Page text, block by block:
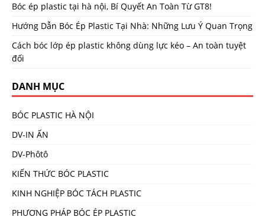
Bóc ép plastic tại hà nội, Bí Quyết An Toàn Từ GT8!
Hướng Dẫn Bóc Ép Plastic Tại Nhà: Những Lưu Ý Quan Trọng
Cách bóc lớp ép plastic không dùng lực kéo – An toàn tuyệt
đối
DANH MỤC
BÓC PLASTIC HÀ NỘI
DV-IN ẤN
DV-Phôtô
KIẾN THỨC BÓC PLASTIC
KINH NGHIỆP BÓC TÁCH PLASTIC
PHƯƠNG PHÁP BÓC ÉP PLASTIC